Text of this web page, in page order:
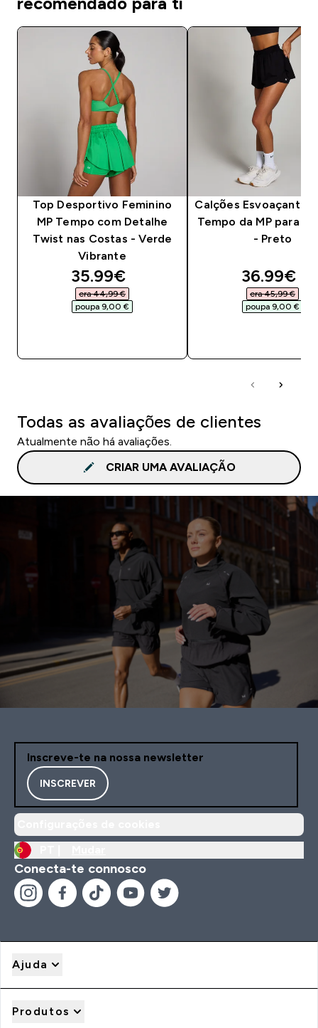
Top Desportivo Feminino
MP Tempo com Detalhe
Twist nas Costas - Verde
Vibrante
discounted price
35.99€‎
era 44,99 €‎
poupa 9,00 €‎
Calções Esvoaçantes
Tempo da MP para
- Preto
36.99€‎
era 45,99 €‎
poupa 9,00 €‎
Todas as avaliações de clientes
Atualmente não há avaliações.
CRIAR UMA AVALIAÇÃO
Inscreve-te na nossa newsletter
INSCREVER
Conecta-te connosco
Ajuda
Produtos